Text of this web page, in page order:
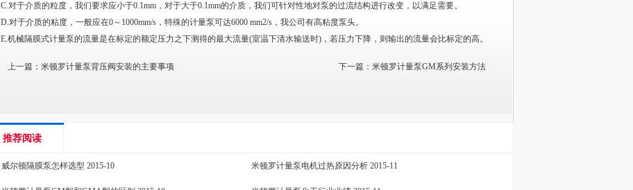
C.对于介质的粒度，我们要求应小于0.1mm，对于大于0.1mm的介质，我们可针对性地对泵的过流结构进行改变，以满足需要。
D.对于介质的粘度，一般应在0～1000mm/s，特殊的计量泵可达6000 mm2/s，我公司有高粘度泵头。
E.机械隔膜式计量泵的流量是在标定的额定压力之下测得的最大流量(室温下清水输送时)，若压力下降，则输出的流量会比标定的高。
上一篇： 米顿罗计量泵背压阀安装的主要事项 下一篇： 米顿罗计量泵GM系列安装方法
推荐阅读
威尔顿隔膜泵怎样选型 2015-10 米顿罗计量泵电机过热原因分析 2015-11